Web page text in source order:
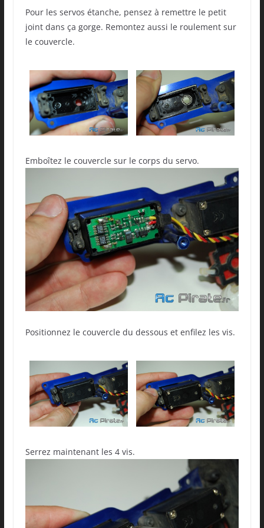
Pour les servos étanche, pensez à remettre le petit
joint dans ça gorge. Remontez aussi le roulement sur
le couvercle.
Emboîtez le couvercle sur le corps du servo.
Positionnez le couvercle du dessous et enfilez les vis.
Serrez maintenant les 4 vis.